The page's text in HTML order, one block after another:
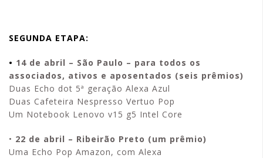
SEGUNDA ETAPA:
• 14 de abril – São Paulo – para todos os
associados, ativos e aposentados (seis prêmios)
Duas Echo dot 5ª geração Alexa Azul
Duas Cafeteira Nespresso Vertuo Pop
Um Notebook Lenovo v15 g5 Intel Core
• 22 de abril – Ribeirão Preto (um prêmio)
Uma Echo Pop Amazon, com Alexa